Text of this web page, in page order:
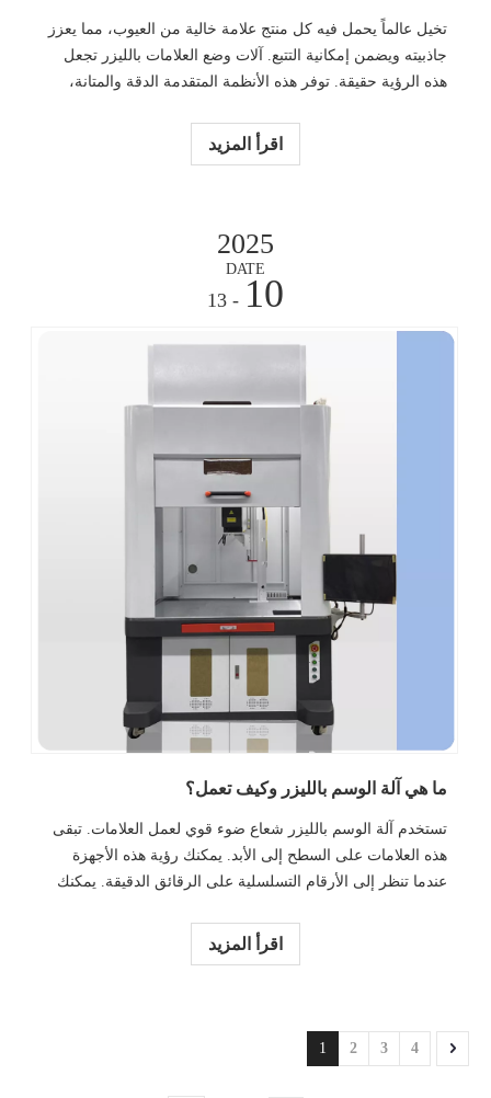
تخيل عالماً يحمل فيه كل منتج علامة خالية من العيوب، مما يعزز
جاذبيته ويضمن إمكانية التتبع. آلات وضع العلامات بالليزر تجعل
هذه الرؤية حقيقة. توفر هذه الأنظمة المتقدمة الدقة والمتانة،
في هذه المقالة سوف تتعرف على
اقرأ المزيد
2025
DATE
10
- 13
ما هي آلة الوسم بالليزر وكيف تعمل؟
تستخدم آلة الوسم بالليزر شعاع ضوء قوي لعمل العلامات. تبقى
هذه العلامات على السطح إلى الأبد. يمكنك رؤية هذه الأجهزة
عندما تنظر إلى الأرقام التسلسلية على الرقائق الدقيقة. يمكنك
الموجودة على الهواتف المحمولة. يساعد وضع العلامات بالليزر
الشركات على تتبع المنتجات
اقرأ المزيد
1 2 3 4